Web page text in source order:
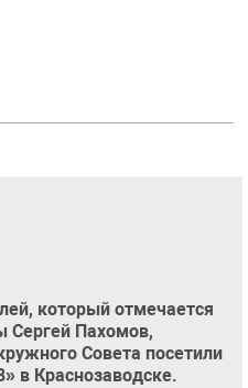
который отмечается
Сергей Пахомов,
Совета посетили
в Краснозаводске.